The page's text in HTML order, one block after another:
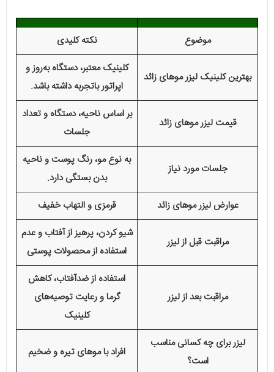
موضوع نکته کلیدی
بهترین کلینیک لیزر موهای زائد
کلینیک معتبر، دستگاه به‌روز و
اپراتور باتجربه داشته باشد.
قیمت لیزر موهای زائد
بر اساس ناحیه، دستگاه و تعداد
جلسات
جلسات مورد نیاز
به نوع مو، رنگ پوست و ناحیه
بدن بستگی دارد.
عوارض لیزر موهای زائد
قرمزی و التهاب خفیف
مراقبت قبل از لیزر
شیو کردن، پرهیز از آفتاب و عدم
استفاده از محصولات پوستی
مراقبت بعد از لیزر
استفاده از ضدآفتاب، کاهش
گرما و رعایت توصیه‌های
کلینیک
لیزر برای چه کسانی مناسب
است؟
افراد با موهای تیره و ضخیم